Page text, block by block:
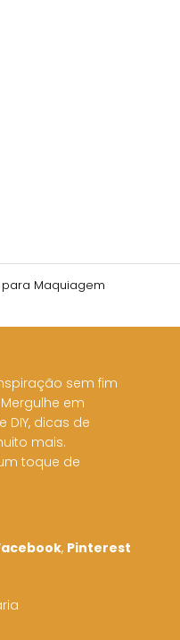
Maquiagem
sem fim
em
dicas de
mais.
toque de
, Pinterest